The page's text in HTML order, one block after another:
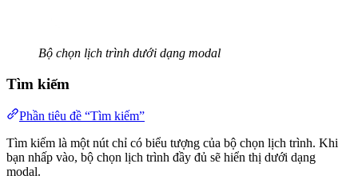
Bộ chọn lịch trình dưới dạng modal
Tìm kiếm
Phần tiêu đề “Tìm kiếm”
Tìm kiếm là một nút chỉ có biểu tượng của bộ chọn lịch trình. Khi
bạn nhấp vào, bộ chọn lịch trình đầy đủ sẽ hiển thị dưới dạng
modal.